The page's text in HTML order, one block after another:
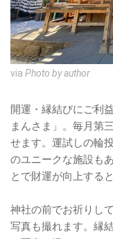
via Photo by author
開運・縁結びにご利
まんさま」。毎月第
せます。運試しの輪
のユニークな施設も
とで財運が向上する
神社の前でお祈りし
写真も撮れます。縁